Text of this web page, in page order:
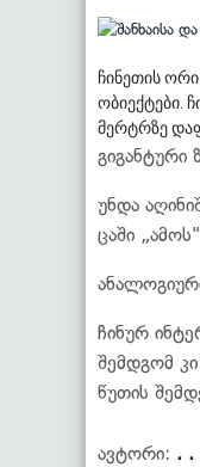
ჩინეთის
ობიექტები.
მერტრზე
უნდა
ცაში
ჩინურ
შემდგომ
წუთის
ავტორი: . .